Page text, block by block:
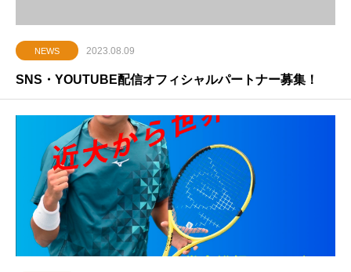
NEWS 2023.08.09
SNS・YOUTUBE配信オフィシャルパートナー募集！